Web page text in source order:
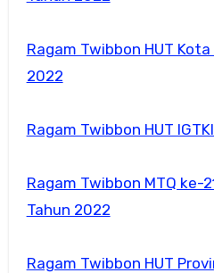
Ragam Twibbon HUT
2022
Ragam Twibbon HUT
Ragam Twibbon MTQ ke-
Tahun 2022
Ragam Twibbon HUT